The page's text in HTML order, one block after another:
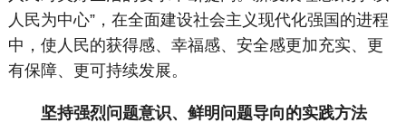
人民为中心”，在全面建设社会主义现代化强国的进程
中，使人民的获得感、幸福感、安全感更加充实、更
有保障、更可持续发展。
坚持强烈问题意识、鲜明问题导向的实践方法